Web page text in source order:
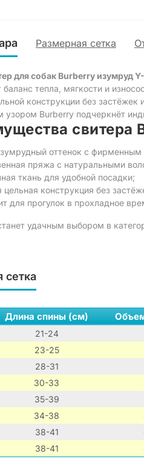
Размерная сетка
для собак Burberry изумруд
баланс тепла, мягкости и
конструкции без
узором Burberry подчеркнёт
свитера
оттенок с фирменным
пряжа с натуральными
ткань для удобной посадки;
цельная конструкция без
для прогулок в прохладное
удачным выбором в
сетка
Длина спины (см)
21-24
23-25
28-31
30-33
35-39
34-38
38-41
38-41